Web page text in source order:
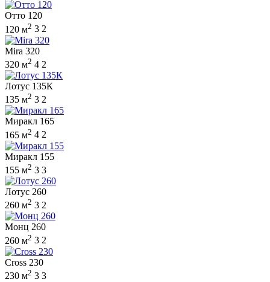
Отто 120
120 м2 3 2
Mira 320
320 м2 4 2
Лотус 135К
135 м2 3 2
Миракл 165
165 м2 4 2
Миракл 155
155 м2 3 3
Лотус 260
260 м2 3 2
Монц 260
260 м2 3 2
Cross 230
230 м2 3 3